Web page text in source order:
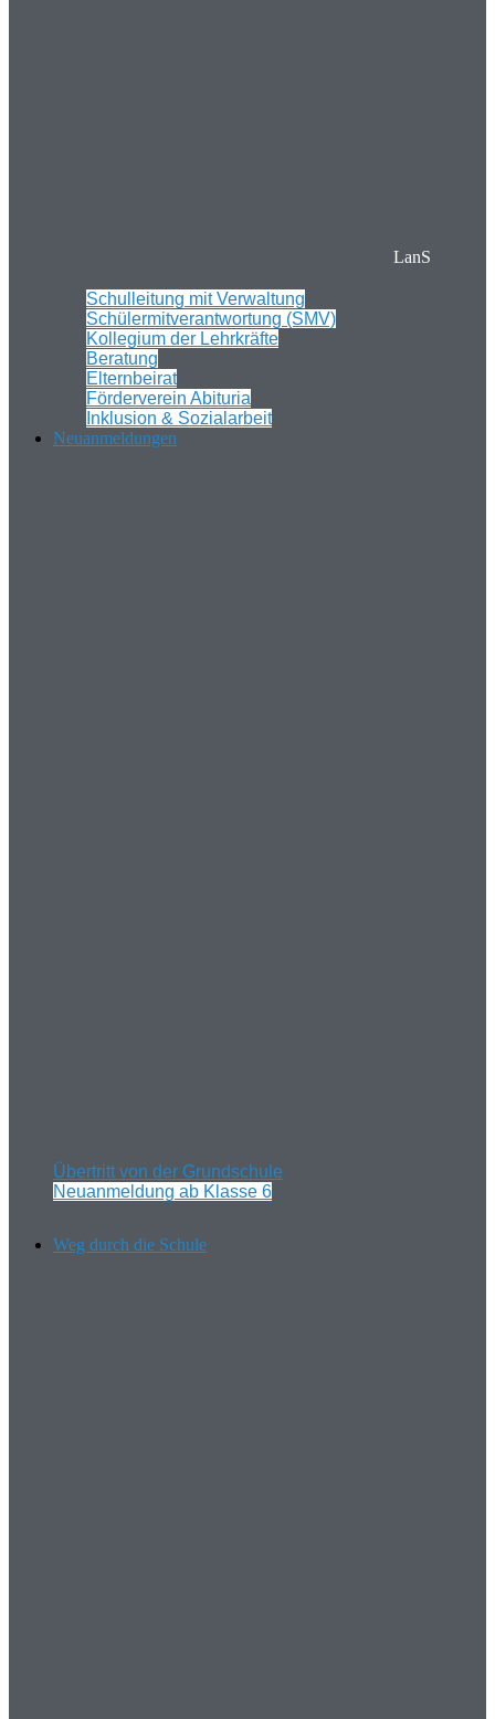
LanS
Schulleitung mit Verwaltung
Schülermitverantwortung (SMV)
Kollegium der Lehrkräfte
Beratung
Elternbeirat
Förderverein Abituria
Inklusion & Sozialarbeit
Neuanmeldungen
Übertritt von der Grundschule
Neuanmeldung ab Klasse 6
Weg durch die Schule